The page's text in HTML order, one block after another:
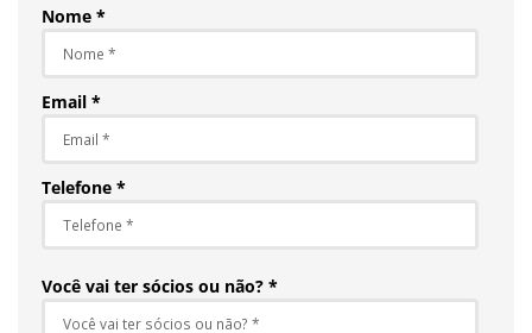
Nome *
Email *
Telefone *
Você vai ter sócios ou não? *